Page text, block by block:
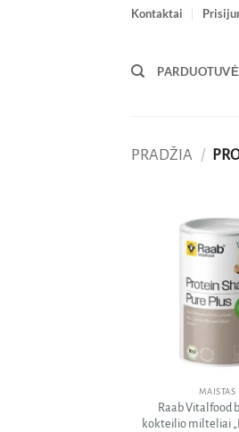
Kontaktai
PARDUOTUVĖ
PRADŽIA /
MAISTAS
Raab Vitalfood
kokteilio milteliai